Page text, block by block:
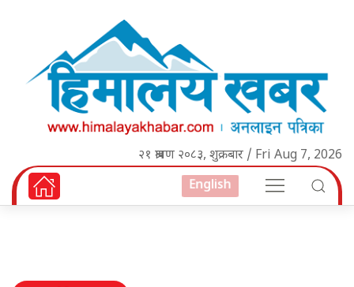
२१ श्रावण २०८३, शुक्रबार / Fri Aug 7, 2026
English